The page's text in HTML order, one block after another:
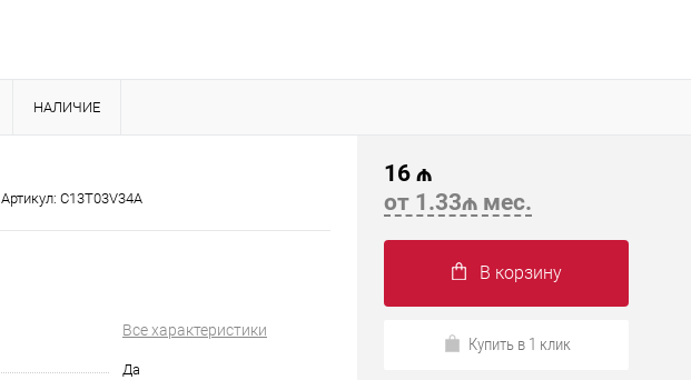
НАЛИЧИЕ
Артикул: C13T03V34A
Все характеристики
Да
16 ₼
от 1.33₼ мес.
В корзину
Купить в 1 клик